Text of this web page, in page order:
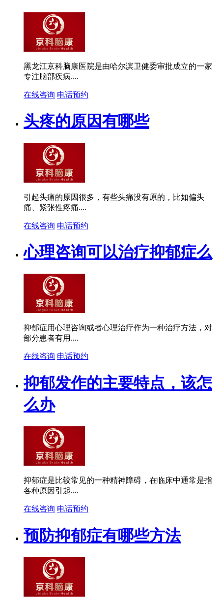
黑龙江京科脑康医院是由哈尔滨卫健委审批成立的一家
专注脑部疾病....
在线咨询 电话预约
头疼的原因有哪些
引起头痛的原因很多，有些头痛没有原的，比如偏头
痛、紧张性疼痛....
在线咨询 电话预约
心理咨询可以治疗抑郁症么
抑郁症用心理咨询或者心理治疗作为一种治疗方法，对
部分患者有用....
在线咨询 电话预约
抑郁发作的主要特点，该怎
么办
抑郁症是比较常见的一种精神障碍，在临床中通常是指
各种原因引起....
在线咨询 电话预约
预防抑郁症有哪些方法